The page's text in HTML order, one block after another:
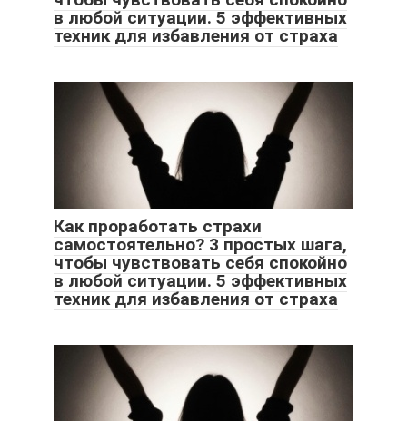
в любой ситуации. 5 эффективных
техник для избавления от страха
Как проработать страхи
самостоятельно? 3 простых шага,
чтобы чувствовать себя спокойно
в любой ситуации. 5 эффективных
техник для избавления от страха